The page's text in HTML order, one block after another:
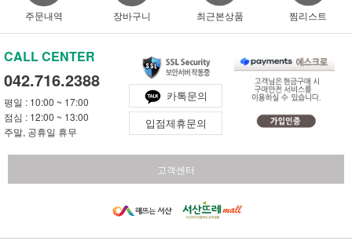
주문내역 장바구니 최근본상품 찜리스트
CALL CENTER
042.716.2388
평일 : 10:00 ~ 17:00
점심 : 12:00 ~ 13:00
주말, 공휴일 휴무
카톡문의
입점제휴문의
고객센터